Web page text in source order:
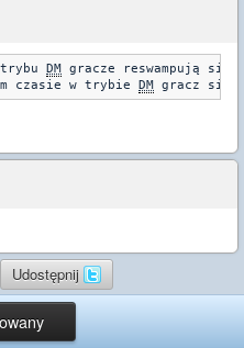
trybu DM gracze reswampują
czasie w trybie DM gracz sie
Udostępnij